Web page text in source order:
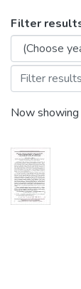
Filter
Now showing